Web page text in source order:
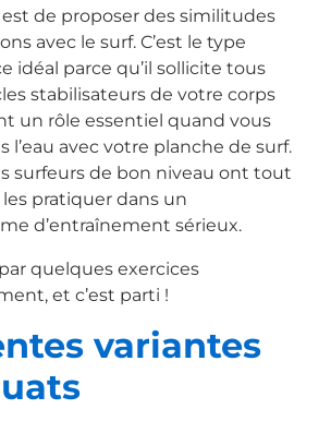
est de proposer des similitudes
avec le surf. C’est le type
idéal parce qu’il sollicite tous
stabilisateurs de votre corps
un rôle essentiel quand vous
l’eau avec votre planche de surf.
surfeurs de bon niveau ont tout
pratiquer dans un
d’entraînement sérieux.
quelques exercices
et c’est parti !
variantes